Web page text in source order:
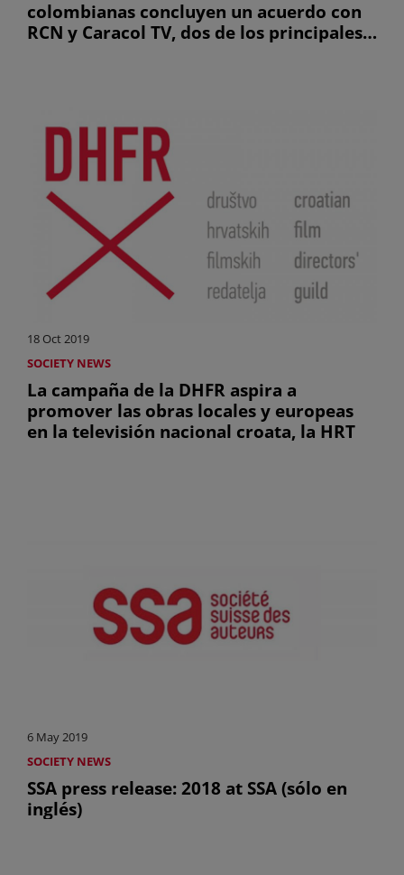
colombianas concluyen un acuerdo con
RCN y Caracol TV, dos de los principales
18 Oct 2019
SOCIETY NEWS
La campaña de la DHFR aspira a
promover las obras locales y europeas
en la televisión nacional croata, la HRT
6 May 2019
SOCIETY NEWS
SSA press release: 2018 at SSA (sólo en
inglés)